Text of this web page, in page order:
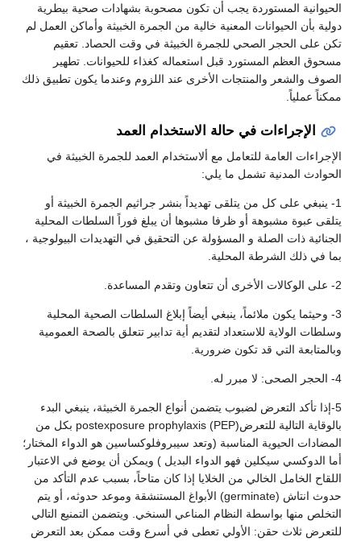
الحيوانية المستوردة يجب أن تكون مصحوبة بشهادات صحية بيطرية
دولية بأن الحيوانات المعنية خالية من الجمرة الخبيثة وأماكن العمل لم
تكن على الحجر الصحي للجمرة الخبيثة في وقت الحصاد. تعقيم
مسحوق العظم المستورد قبل استعماله كغذاء للحيوانات. تطهير
الصوف والشعر والمنتجات الأخرى عند اللزوم وعندما يكون تطبيق ذلك
ممكناً عملياً.
الإجراءات في حالة الاستخدام العمد
الإجراءات العامة للتعامل مع ألاستخدام العمد للجمرة الخبيثة في
الحوادث المدنية تشمل ما يلي:
1- ينبغي على كل من يتلقى تهديداً بنشر جراثيم الجمرة الخبيثة أو
يتلقى عبوة مشبوهة أو ظرفا مشبوها أن يبلغ فوراً السلطات المحلية
الجنائية ذات الصلة و المسؤولة عن التحقيق في التهديدات البيولوجية ،
بما في ذلك الشرطة المحلية.
2- على الوكالات الأخرى أن تتعاون وتقدم المساعدة.
3- وحيثما يكون ملائماً، ينبغي أيضاً إبلاغ السلطات الصحية المحلية
وسلطات الولاية للاستعداد لتقديم أية تدابير تتعلق بالصحة العمومية
وبالمتابعة التي قد تكون ضرورية.
4- الحجر الصحى: لا مبرر له.
5-إذا تأكد التعرض لضبوب يتضمن أنواع الجمرة الخبيثة، ينبغي البدء
بالوقاية التالية للتعرضpostexposure prophylaxis (PEP) بكل من
المضادات الحيوية المناسبة (وتعد سيبروفلوكساسين هو الدواء المختار؛
أما الدوكسي سيكلين فهو الدواء البديل ) ويمكن أن يوضع في الاعتبار
اللقاح الخامل الخالي من الخلايا إذا كان متاحاً، بسبب عدم التأكد من
حدوث انتاش (germinate) الأبواغ المستنشقة وموعد حدوثه، أو يتم
التخلص منها بواسطة النظام المناعي السنخي. ويتضمن التمنيع التالي
للتعرض ثلاث حقن: الأولي تعطى في أسرع وقت ممكن بعد التعرض